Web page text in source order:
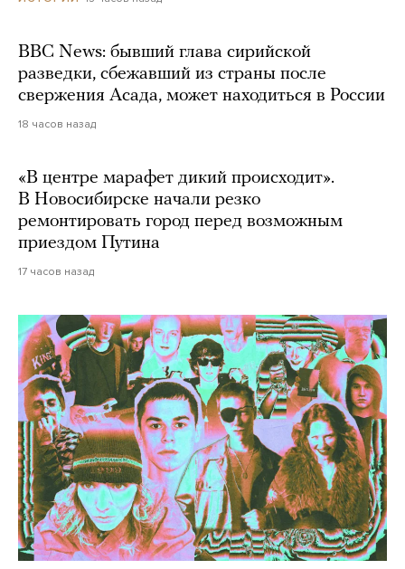
BBC News: бывший глава сирийской
разведки, сбежавший из страны после
свержения Асада, может находиться в России
18 часов назад
«В центре марафет дикий происходит».
В Новосибирске начали резко
ремонтировать город перед возможным
приездом Путина
17 часов назад